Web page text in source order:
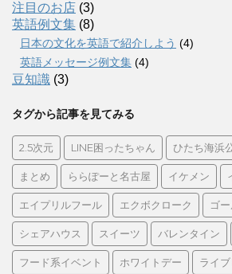
注目のお店 (3)
英語例文集 (8)
日本の文化を英語で紹介しよう (4)
英語メッセージ例文集 (4)
豆知識 (3)
タグから記事を見てみる
2.5次元 LINE困ったちゃん ひたち海浜
まとめ ららぽーと名古屋 イケメン
エイプリルフール エクボクローク ゴ
シェアハウス スイーツ バレンタイン
フード系イベント ホワイトデー ライ